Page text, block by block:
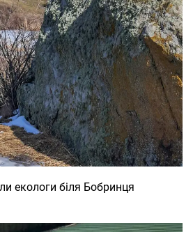
екологи біля Бобринця